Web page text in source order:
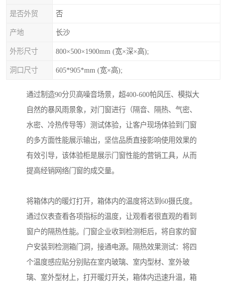
是否外贸 否
产地 长沙
外形尺寸 800×500×1900mm (宽×深×高);
洞口尺寸 605*905*mm (宽×高);
通过制造90分贝高噪音场景，超400-600帕风压、模拟大
自然的暴风雨景象，对门窗进行（隔音、隔热、气密、
水密、冷热传导等）测试体验，让客户现场体验到门窗
的多方面性能展示输出，坚信品质直接影响使用效果的
有效引导，该体验柜是展示门窗性能的营销工具，从而
提高经销网络门窗的成交量。
将箱体内的暖灯打开，箱体内的温度将达到60摄氏度。
通过仪表查看各项指标的温度，让观看者很直观的看到
窗户的隔热性能。门窗企业收到检测柜后，将自家的窗
户安装到检测箱门洞，接通电源。隔热效果测试：将四
个温度感应贴分别贴在室内玻璃、室内型材、室外玻
璃、室外型材上，打开暖灯开关，箱体内迅速升温，箱